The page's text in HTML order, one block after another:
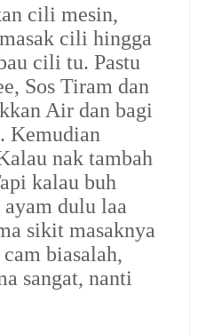
cili mesin,
cili hingga
cili tu. Pastu
Sos Tiram dan
Air dan bagi
Kemudian
nak tambah
kalau buh
dulu laa
sikit masaknya
biasalah,
sangat, nanti